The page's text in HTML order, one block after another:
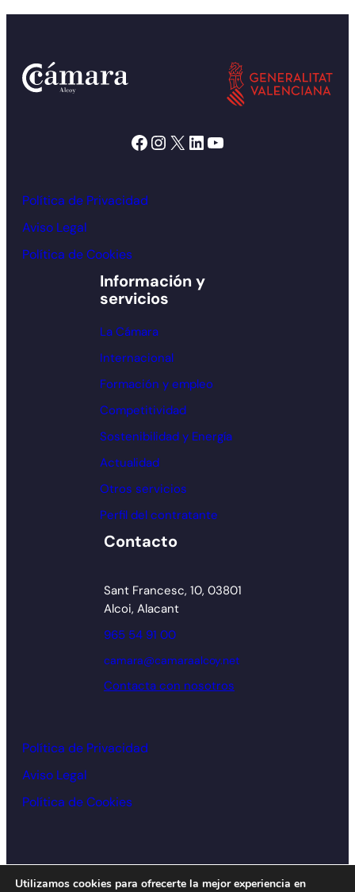
Facebook Instagram X LinkedIn YouTube
Política de Privacidad
Aviso Legal
Política de Cookies
Información y
servicios
La Cámara
Internacional
Formación y empleo
Competitividad
Sostenibilidad y Energía
Actualidad
Otros servicios
Perfil del contratante
Contacto
Sant Francesc, 10, 03801
Alcoi, Alacant
965 54 91 00
camara@camaraalcoy.net
Contacta con nosotros
Política de Privacidad
Aviso Legal
Política de Cookies
Utilizamos cookies para ofrecerte la mejor experiencia en